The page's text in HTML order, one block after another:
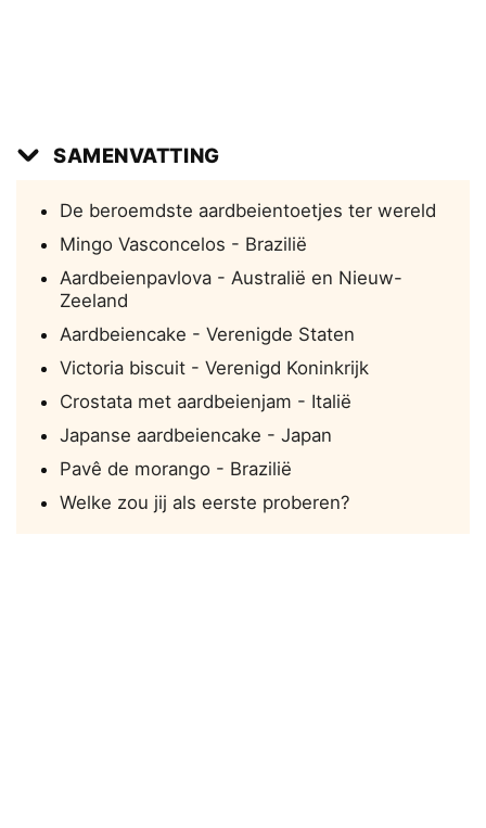
SAMENVATTING
De beroemdste aardbeientoetjes ter wereld
Mingo Vasconcelos - Brazilië
Aardbeienpavlova - Australië en Nieuw-
Zeeland
Aardbeiencake - Verenigde Staten
Victoria biscuit - Verenigd Koninkrijk
Crostata met aardbeienjam - Italië
Japanse aardbeiencake - Japan
Pavê de morango - Brazilië
Welke zou jij als eerste proberen?